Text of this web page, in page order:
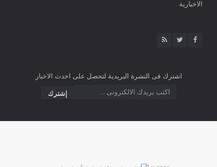
الاخبارية
اشترك فى النشرة البريدية لتحصل على احدث الاخبار